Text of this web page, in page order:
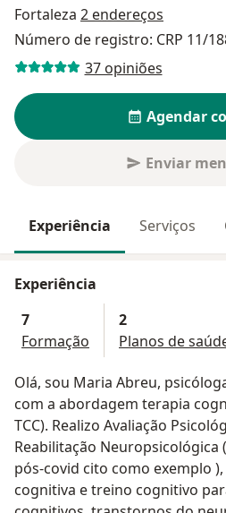
Fortaleza 2 endereços
Número de registro: CRP 11/
37 opiniões
Agendar
Enviar
Experiência Serviços
Experiência
7
Formação
2
Planos de
Olá, sou Maria Abreu,
com a abordagem terapia
TCC). Realizo Avaliação
Reabilitação Neuropsicológica
pós-covid cito como exemplo ), TDAH,
cognitiva e treino cognitivo